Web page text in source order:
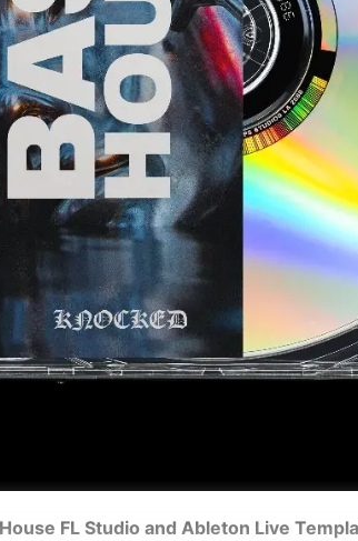
FL Studio and Ableton Live